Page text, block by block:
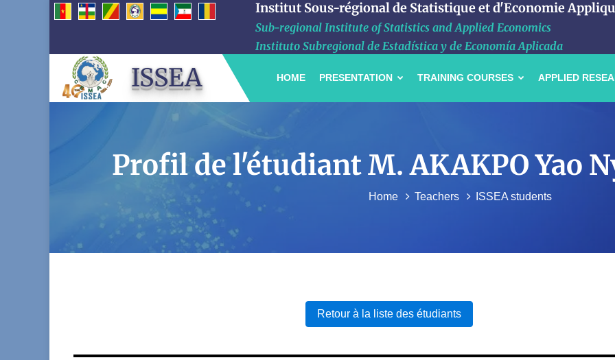
Institut Sous-régional de Statistique et d'Economie
Sub-regional Institute of Statistics and Applied Economics
Instituto Subregional de Estadística y de Economía Aplicada
ISSEA HOME PRESENTATION TRAINING COURSES APPLIED
Profil de l'étudiant M. AKAKPO Yao
Home Teachers ISSEA students
Retour à la liste des étudiants